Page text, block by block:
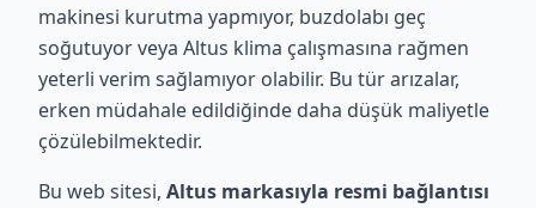
makinesi kurutma yapmıyor, buzdolabı geç
soğutuyor veya Altus klima çalışmasına rağmen
yeterli verim sağlamıyor olabilir. Bu tür arızalar,
erken müdahale edildiğinde daha düşük maliyetle
çözülebilmektedir.
Bu web sitesi, Altus markasıyla resmi bağlantısı